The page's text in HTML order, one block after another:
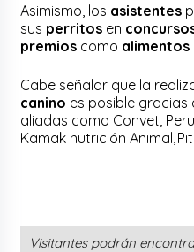
Asimismo, los asistentes
sus perritos en
premios como alimentos
Cabe señalar que la
canino es posible
aliadas como Convet,
Kamak nutrición Animal,
Visitantes podrán